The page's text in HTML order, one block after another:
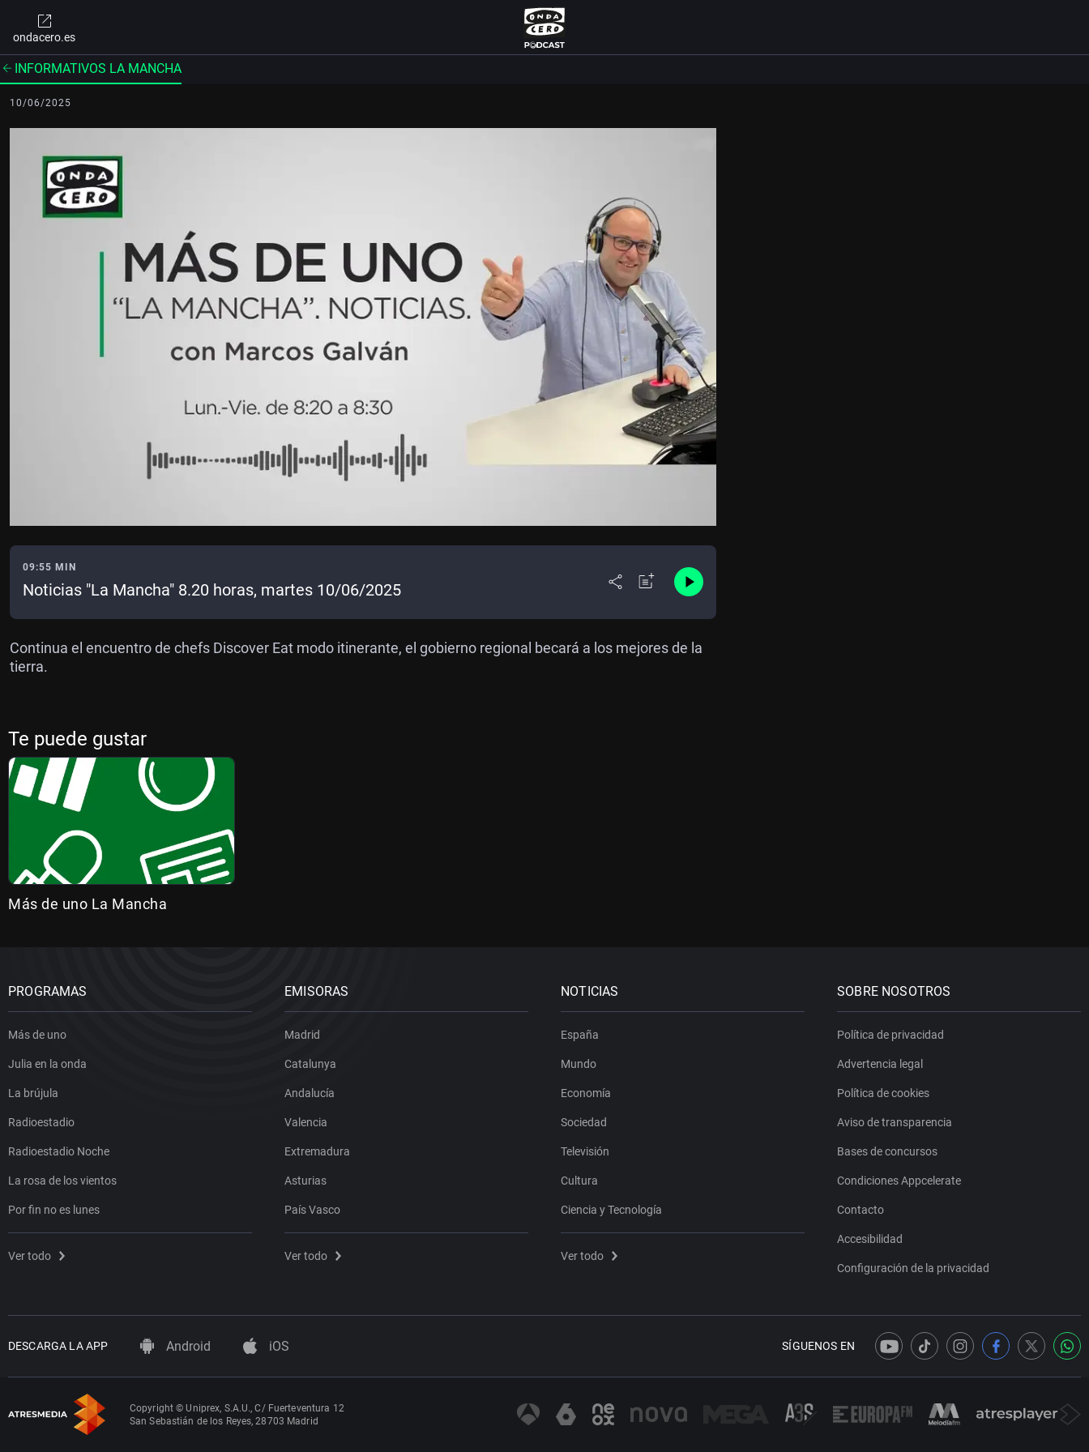
ondacero.es
INFORMATIVOS LA MANCHA
10/06/2025
09:55 MIN
Noticias "La Mancha" 8.20 horas, martes 10/06/2025
Continua el encuentro de chefs Discover Eat modo itinerante, el gobierno regional becará a los mejores de la
tierra.
Te puede gustar
Más de uno La Mancha
PROGRAMAS
Más de uno
Julia en la onda
La brújula
Radioestadio
Radioestadio Noche
La rosa de los vientos
Por fin no es lunes
Ver todo
EMISORAS
Madrid
Catalunya
Andalucía
Valencia
Extremadura
Asturias
País Vasco
Ver todo
NOTICIAS
España
Mundo
Economía
Sociedad
Televisión
Cultura
Ciencia y Tecnología
Ver todo
SOBRE NOSOTROS
Política de privacidad
Advertencia legal
Política de cookies
Aviso de transparencia
Bases de concursos
Condiciones Appcelerate
Contacto
Accesibilidad
Configuración de la privacidad
DESCARGA LA APP Android iOS SÍGUENOS EN
Copyright © Uniprex, S.A.U., C/ Fuerteventura 12
San Sebastián de los Reyes, 28703 Madrid